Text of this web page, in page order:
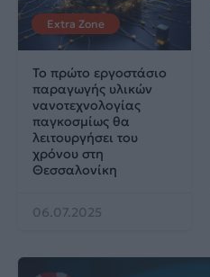
Extra Zone
Το πρώτο εργοστάσιο
παραγωγής υλικών
νανοτεχνολογίας
παγκοσμίως θα
λειτουργήσει του
χρόνου στη
Θεσσαλονίκη
06.07.2025